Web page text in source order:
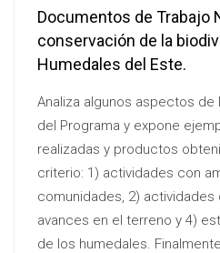
Documentos de Trabajo
conservación de la
Humedales del Este.
Analiza algunos aspectos
del Programa y expone
realizadas y productos
criterio: 1) actividades con
comunidades, 2) actividades
avances en el terreno y 4)
de los humedales.